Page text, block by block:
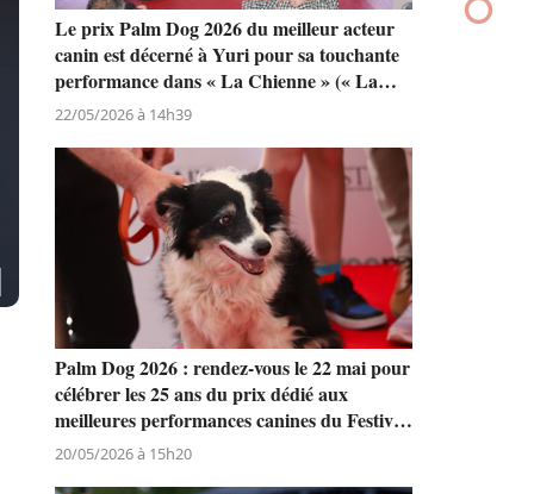
Le prix Palm Dog 2026 du meilleur acteur
canin est décerné à Yuri pour sa touchante
performance dans « La Chienne » (« La
Perra ») de Dominga Sotomayor
22/05/2026 à 14h39
Palm Dog 2026 : rendez-vous le 22 mai pour
célébrer les 25 ans du prix dédié aux
meilleures performances canines du Festival
de Cannes
20/05/2026 à 15h20